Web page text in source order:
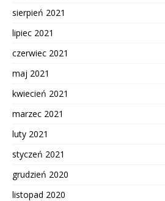
sierpień 2021
lipiec 2021
czerwiec 2021
maj 2021
kwiecień 2021
marzec 2021
luty 2021
styczeń 2021
grudzień 2020
listopad 2020